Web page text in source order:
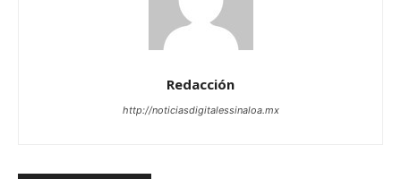
Redacción
http://noticiasdigitalessinaloa.mx